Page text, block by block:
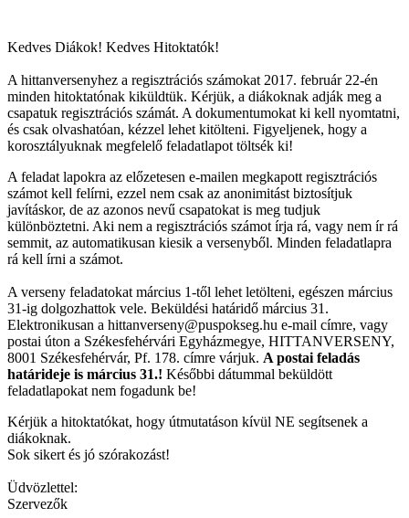
Kedves Diákok! Kedves Hitoktatók!
A hittanversenyhez a regisztrációs számokat 2017. február 22-én
minden hitoktatónak kiküldtük. Kérjük, a diákoknak adják meg a
csapatuk regisztrációs számát. A dokumentumokat ki kell nyomtatni,
és csak olvashatóan, kézzel lehet kitölteni. Figyeljenek, hogy a
korosztályuknak megfelelő feladatlapot töltsék ki!
A feladat lapokra az előzetesen e-mailen megkapott regisztrációs
számot kell felírni, ezzel nem csak az anonimitást biztosítjuk
javításkor, de az azonos nevű csapatokat is meg tudjuk
különböztetni. Aki nem a regisztrációs számot írja rá, vagy nem ír rá
semmit, az automatikusan kiesik a versenyből. Minden feladatlapra
rá kell írni a számot.
A verseny feladatokat március 1-től lehet letölteni, egészen március
31-ig dolgozhattok vele. Beküldési határidő március 31.
Elektronikusan a hittanverseny@puspokseg.hu e-mail címre, vagy
postai úton a Székesfehérvári Egyházmegye, HITTANVERSENY,
8001 Székesfehérvár, Pf. 178. címre várjuk. A postai feladás
határideje is március 31.! Későbbi dátummal beküldött
feladatlapokat nem fogadunk be!
Kérjük a hitoktatókat, hogy útmutatáson kívül NE segítsenek a
diákoknak.
Sok sikert és jó szórakozást!
Üdvözlettel:
Szervezők